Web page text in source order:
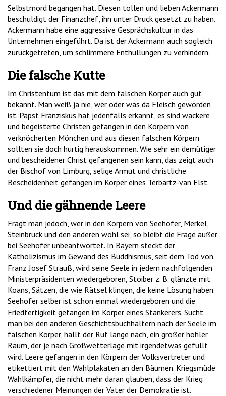
Selbstmord begangen hat. Diesen tollen und lieben Ackermann
beschuldigt der Finanzchef, ihn unter Druck gesetzt zu haben.
Ackermann habe eine aggressive Gesprächskultur in das
Unternehmen eingeführt. Da ist der Ackermann auch sogleich
zurückgetreten, um schlimmere Enthüllungen zu verhindern.
Die falsche Kutte
Im Christentum ist das mit dem falschen Körper auch gut
bekannt. Man weiß ja nie, wer oder was da Fleisch geworden
ist. Papst Franziskus hat jedenfalls erkannt, es sind wackere
und begeisterte Christen gefangen in den Körpern von
verknöcherten Mönchen und aus diesen falschen Körpern
sollten sie doch hurtig herauskommen. Wie sehr ein demütiger
und bescheidener Christ gefangenen sein kann, das zeigt auch
der Bischof von Limburg, selige Armut und christliche
Bescheidenheit gefangen im Körper eines Terbartz-van Elst.
Und die gähnende Leere
Fragt man jedoch, wer in den Körpern von Seehofer, Merkel,
Steinbrück und den anderen wohl sei, so bleibt die Frage außer
bei Seehofer unbeantwortet. In Bayern steckt der
Katholizismus im Gewand des Buddhismus, seit dem Tod von
Franz Josef Strauß, wird seine Seele in jedem nachfolgenden
Ministerpräsidenten wiedergeboren, Stoiber z. B. glänzte mit
Koans, Sätzen, die wie Rätsel klingen, die keine Lösung haben.
Seehofer selber ist schon einmal wiedergeboren und die
Friedfertigkeit gefangen im Körper eines Stänkerers. Sucht
man bei den anderen Geschichtsbuchhaltern nach der Seele im
falschen Körper, hallt der Ruf lange nach, ein großer hohler
Raum, der je nach Großwetterlage mit irgendetwas gefüllt
wird. Leere gefangen in den Körpern der Volksvertreter und
etikettiert mit den Wahlplakaten an den Bäumen. Kriegsmüde
Wahlkämpfer, die nicht mehr daran glauben, dass der Krieg
verschiedener Meinungen der Vater der Demokratie ist.